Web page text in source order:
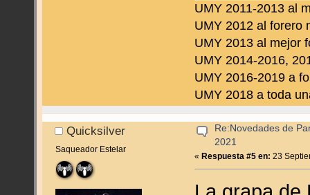
UMY 2011-2013 al
UMY 2012 al forero
UMY 2013 al mejor
UMY 2014-2016,
UMY 2016-2019 a
UMY 2018 a toda
Quicksilver
Saqueador Estelar
Re:Novedades de
2021
«Respuesta #5 en: 23